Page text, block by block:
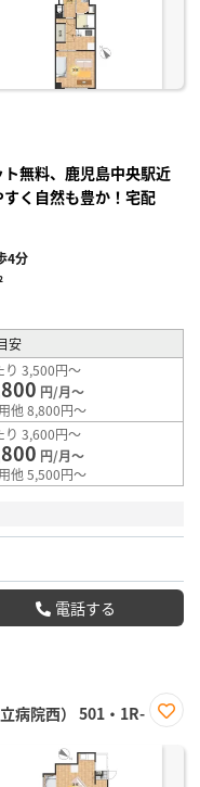
ト無料、鹿児島中央駅近
く自然も豊か！宅配
4分
安
り 3,500円～
円/月～
他 8,800円～
り 3,600円～
円/月～
他 5,500円～
電話する
病院西） 501・1R-
に入